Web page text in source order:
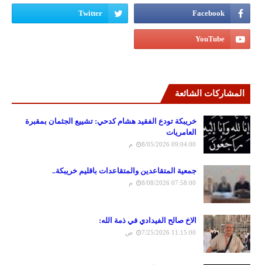
المشاركات الشائعة
خريبكة تودع الفقيد هشام كدحي: تشييع الجثمان بمقبرة
العامريات
8/05/2026 09:04:00 م
جمعية المتقاعدين والمتقاعدات باقليم خريبكة..
8/08/2026 07:58:00 م
الاخ صالح الفيدادي في ذمة الله:
7/25/2026 11:15:00 ص